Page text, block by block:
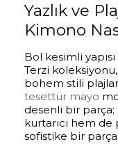
Yazlık ve
Kimono
Bol kesimli
Terzi
bohem stili
tesettür mayo
desenli bir
kurtarıcı hem de
sofistike bir parça